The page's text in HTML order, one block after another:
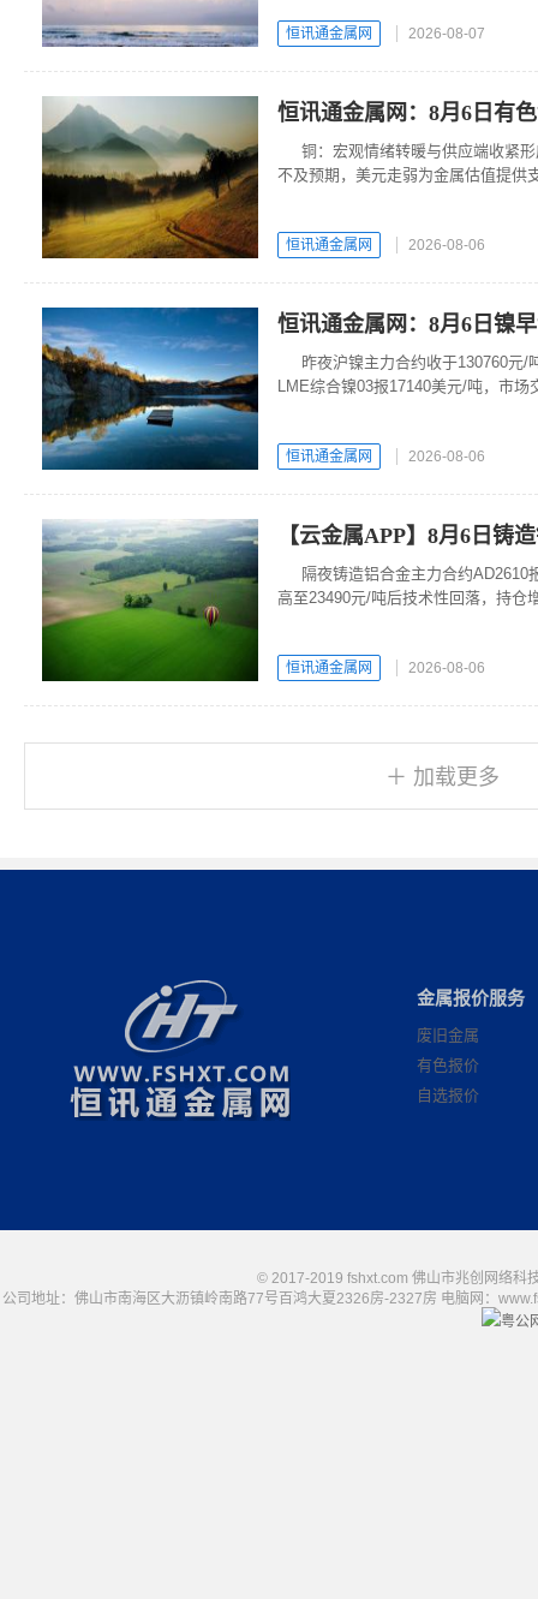
恒讯通金属网 2026-08-07
恒讯通金属网：8月6日有
铜：宏观情绪转暖与供应端收紧
不及预期，美元走弱为金属估值提供
恒讯通金属网 2026-08-06
恒讯通金属网：8月6日镍
昨夜沪镍主力合约收于130760元
LME综合镍03报17140美元/吨，市场
恒讯通金属网 2026-08-06
【云金属APP】8月6日铸
隔夜铸造铝合金主力合约
高至23490元/吨后技术性回落，持仓
恒讯通金属网 2026-08-06
＋ 加载更多
金属报价服务
废旧金属
有色报价
自选报价
© 2017-2019 fshxt.com 佛山市兆创网络科
公司地址：佛山市南海区大沥镇岭南路77号百鸿大夏2326房-2327房 电脑网：
粤公